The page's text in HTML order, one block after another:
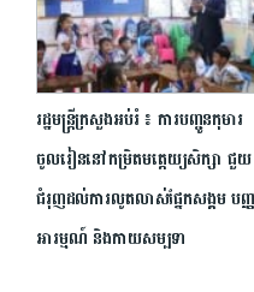
រដ្ឋមន្រ្តីក្រសួងអប់រំ ​៖ ការបញ្ជូនកុមារ
ចូលរៀននៅកម្រិតមត្តេយ្យសិក្សា ជួយ
ជំរុញដល់ការលូតលាស់ផ្នែកសង្គម បញ្
អារម្មណ៍ និងកាយសម្បទា